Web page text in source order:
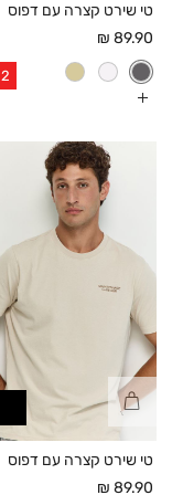
טי שירט קצרה עם דפוס
מחיר
אחרי
הנחה
89.90 ₪
עוד
2 ב-119.90
קנייה
מהירה
טי שירט קצרה עם דפוס
מחיר
89.90 ₪